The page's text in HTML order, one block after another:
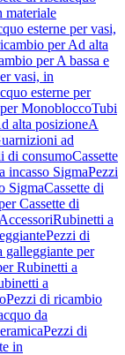
materiale
esterne per vasi,
per Ad alta
per A bassa e
vasi, in
esterne per
MonobloccoTubi
alta posizioneA
ad
di consumoCassette
incasso SigmaPezzi
SigmaCassette di
Cassette di
AccessoriRubinetti a
Pezzi di
galleggiante per
Rubinetti a
a
Pezzi di ricambio
da
Pezzi di
in